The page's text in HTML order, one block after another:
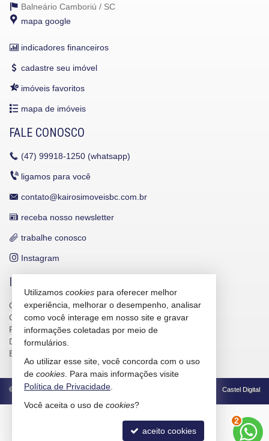
Balneário Camboriú / SC
mapa google
indicadores financeiros
cadastre seu imóvel
imóveis favoritos
mapa de imóveis
FALE CONOSCO
(47) 99918-1250 (whatsapp)
ligamos para você
contato@kairosimoveisbc.com.br
receba nosso newsletter
trabalhe conosco
Instagram
INDICADORES FINANCEIROS
CUB /SC
R$ 3.151,24
CUB /SC variação
0,95%
Poupança
0,6738%
Dólar Comercial
Euro
© 2026 CRECI/SC 4586-J Política de Privacidade Castel Digital
3
Utilizamos cookies para oferecer melhor
experiência, melhorar o desempenho, analisar
como você interage em nosso site e gravar
informações coletadas por meio de
formulários.
Ao utilizar esse site, você concorda com o uso
de cookies . Para mais informações visite
Política de Privacidade
Você aceita o uso de cookies?
aceito cookies